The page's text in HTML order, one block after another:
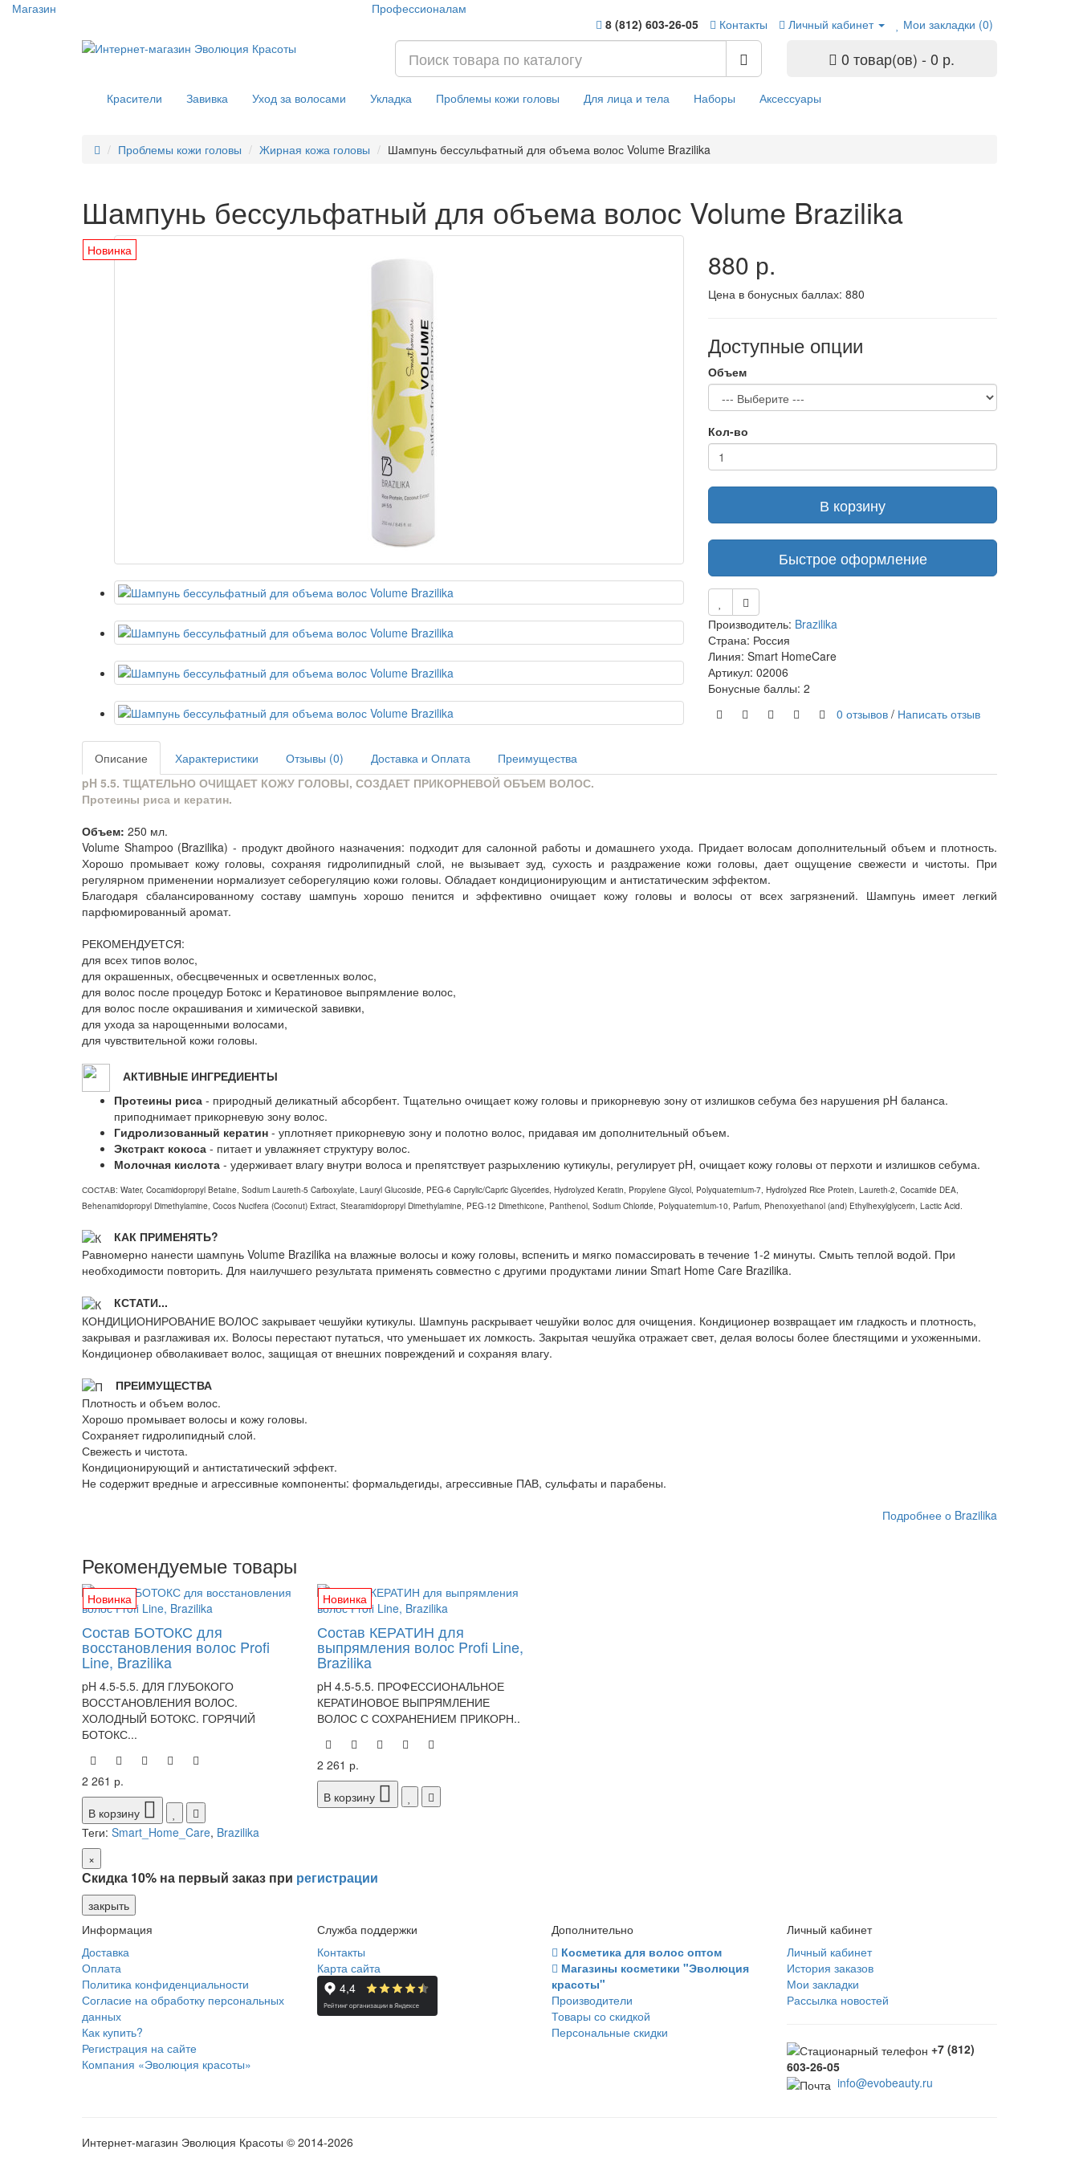
Магазин
Профессионалам
8 (812) 603-26-05
Контакты Личный кабинет Мои закладки (0)
0 товар(ов) - 0 р.
Красители Завивка Уход за волосами Укладка Проблемы кожи головы Для лица и тела Наборы Аксессуары
Проблемы кожи головы Жирная кожа головы Шампунь бессульфатный для объема волос Volume Brazilika
Шампунь бессульфатный для объема волос Volume Brazilika
Новинка 880 р.
Цена в бонусных баллах: 880
Доступные опции
Объем
Кол-во
В корзину
Быстрое оформление
Производитель: Brazilika
Страна: Россия
Линия: Smart HomeCare
Артикул: 02006
Бонусные баллы: 2
0 отзывов / Написать отзыв
Описание Характеристики Отзывы (0) Доставка и Оплата
Преимущества
pH 5.5. ТЩАТЕЛЬНО ОЧИЩАЕТ КОЖУ ГОЛОВЫ, СОЗДАЕТ ПРИКОРНЕВОЙ ОБЪЕМ ВОЛОС.
Протеины риса и кератин.
Объем: 250 мл.
Volume Shampoo (Brazilika) - продукт двойного назначения: подходит для салонной работы и домашнего ухода. Придает волосам дополнительный объем и плотность.
Хорошо промывает кожу головы, сохраняя гидролипидный слой, не вызывает зуд, сухость и раздражение кожи головы, дает ощущение свежести и чистоты. При
регулярном применении нормализует себорегуляцию кожи головы. Обладает кондиционирующим и антистатическим эффектом.
Благодаря сбалансированному составу шампунь хорошо пенится и эффективно очищает кожу головы и волосы от всех загрязнений. Шампунь имеет легкий
парфюмированный аромат.
РЕКОМЕНДУЕТСЯ:
для всех типов волос,
для окрашенных, обесцвеченных и осветленных волос,
для волос после процедур Ботокс и Кератиновое выпрямление волос,
для волос после окрашивания и химической завивки,
для ухода за нарощенными волосами,
для чувствительной кожи головы.
АКТИВНЫЕ ИНГРЕДИЕНТЫ
Протеины риса - природный деликатный абсорбент. Тщательно очищает кожу головы и прикорневую зону от излишков себума без нарушения pH баланса.
приподнимает прикорневую зону волос.
Гидролизованный кератин - уплотняет прикорневую зону и полотно волос, придавая им дополнительный объем.
Экстракт кокоса - питает и увлажняет структуру волос.
Молочная кислота - удерживает влагу внутри волоса и препятствует разрыхлению кутикулы, регулирует pH, очищает кожу головы от перхоти и излишков себума.
СОСТАВ: Water, Cocamidopropyl Betaine, Sodium Laureth-5 Carboxylate, Lauryl Glucoside, PEG-6 Caprylic/Capric Glycerides, Hydrolyzed Keratin, Propylene Glycol, Polyquaternium-7, Hydrolyzed Rice Protein, Laureth-2, Cocamide DEA,
Behenamidopropyl Dimethylamine, Cocos Nucifera (Coconut) Extract, Stearamidopropyl Dimethylamine, PEG-12 Dimethicone, Panthenol, Sodium Chloride, Polyquaternium-10, Parfum, Phenoxyethanol (and) Ethylhexylglycerin, Lactic Acid.
КАК ПРИМЕНЯТЬ?
Равномерно нанести шампунь Volume Brazilika на влажные волосы и кожу головы, вспенить и мягко помассировать в течение 1-2 минуты. Смыть теплой водой. При
необходимости повторить. Для наилучшего результата применять совместно с другими продуктами линии Smart Home Care Brazilika.
КСТАТИ...
КОНДИЦИОНИРОВАНИЕ ВОЛОС закрывает чешуйки кутикулы. Шампунь раскрывает чешуйки волос для очищения. Кондиционер возвращает им гладкость и плотность,
закрывая и разглаживая их. Волосы перестают путаться, что уменьшает их ломкость. Закрытая чешуйка отражает свет, делая волосы более блестящими и ухоженными.
Кондиционер обволакивает волос, защищая от внешних повреждений и сохраняя влагу.
ПРЕИМУЩЕСТВА
Плотность и объем волос.
Хорошо промывает волосы и кожу головы.
Сохраняет гидролипидный слой.
Свежесть и чистота.
Кондиционирующий и антистатический эффект.
Не содержит вредные и агрессивные компоненты: формальдегиды, агрессивные ПАВ, сульфаты и парабены.
Подробнее о Brazilika
Рекомендуемые товары
Новинка
Состав БОТОКС для
восстановления волос Profi
Line, Brazilika
pH 4.5-5.5. ДЛЯ ГЛУБОКОГО
ВОССТАНОВЛЕНИЯ ВОЛОС.
ХОЛОДНЫЙ БОТОКС. ГОРЯЧИЙ
БОТОКС...
2 261 р.
В корзину
Новинка
Состав КЕРАТИН для
выпрямления волос Profi Line,
Brazilika
pH 4.5-5.5. ПРОФЕССИОНАЛЬНОЕ
КЕРАТИНОВОЕ ВЫПРЯМЛЕНИЕ
ВОЛОС С СОХРАНЕНИЕМ ПРИКОРН..
2 261 р.
В корзину
Теги: Smart_Home_Care, Brazilika
×
Скидка 10% на первый заказ при регистрации
закрыть
Информация
Доставка
Оплата
Политика конфиденциальности
Согласие на обработку персональных
данных
Как купить?
Регистрация на сайте
Компания «Эволюция красоты»
Служба поддержки
Контакты
Карта сайта
Дополнительно
Косметика для волос оптом
Магазины косметики "Эволюция
красоты"
Производители
Товары со скидкой
Персональные скидки
Личный кабинет
Личный кабинет
История заказов
Мои закладки
Рассылка новостей
+7 (812)
603-26-05
info@evobeauty.ru
Интернет-магазин Эволюция Красоты © 2014-2026